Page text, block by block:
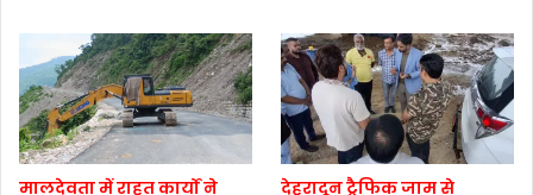
मालदेवता में राहत कार्यों ने देहरादून ट्रैफिक जाम से